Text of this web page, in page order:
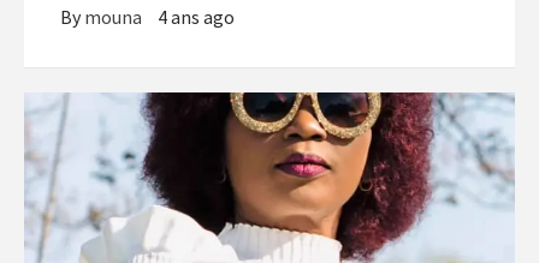
By mouna 4 ans ago